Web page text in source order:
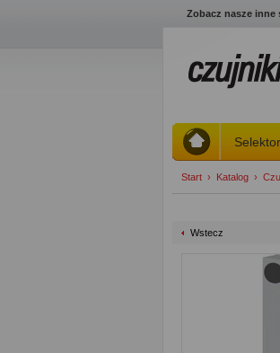
Zobacz nasze inne
Selektor
Start › Katalog ›
Wstecz